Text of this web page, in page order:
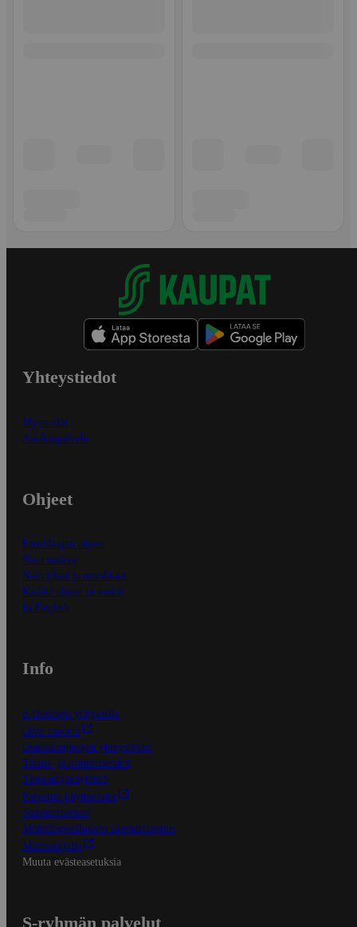
Yhteystiedot
Myymälät
Asiakaspalvelu
Ohjeet
Ensitilaajan ohjeet
Näin maksat
Näin tilaat ja muokkaat
Kaikki ohjeet ja vinkit
In English
Info
S-Business yrityksille
Oiva-raportit
Osuuskauppojen yhteystiedot
Tilaus- ja toimitusehdot
Tietosuojakäytäntö
Palvelun käyttöehdot
Saavutettavuus
Mobiilisovelluksen saavutettavuus
Mainostajalle
Muuta evästeasetuksia
S-ryhmän palvelut